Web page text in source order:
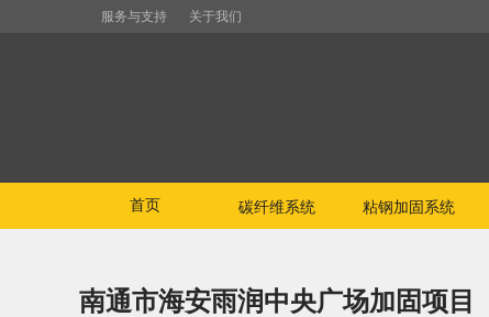
服务与支持 关于我们
首页 碳纤维系统 粘钢加固系统
南通市海安雨润中央广场加固项目